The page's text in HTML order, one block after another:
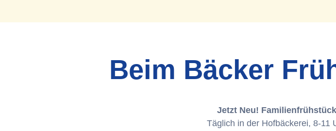
Beim Bäcker
Jetzt Neu! Familienfrühstück
Täglich in der Hofbäckerei, 8-11